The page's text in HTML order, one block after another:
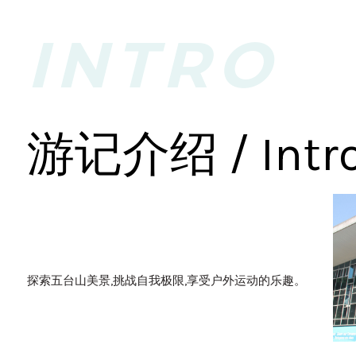
INTRO
游记介绍 /
探索五台山美景,挑战自我极限,享受户外运动的乐趣。